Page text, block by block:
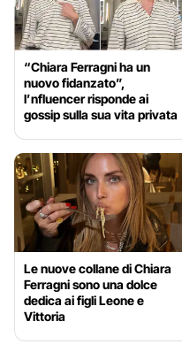
“Chiara Ferragni ha un
nuovo fidanzato”,
l’nfluencer risponde ai
gossip sulla sua vita privata
Le nuove collane di Chiara
Ferragni sono una dolce
dedica ai figli Leone e
Vittoria